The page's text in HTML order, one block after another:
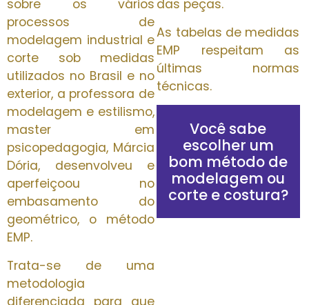
sobre os vários
processos de
modelagem industrial e
corte sob medidas
utilizados no Brasil e no
exterior, a professora de
modelagem e estilismo,
master em
psicopedagogia, Márcia
Dória, desenvolveu e
aperfeiçoou no
embasamento do
geométrico, o método
EMP.
Trata-se de uma
metodologia
diferenciada para que
das peças.
As tabelas de medidas
EMP respeitam as
últimas normas
técnicas.
Você sabe
escolher um
bom método de
modelagem ou
corte e costura?